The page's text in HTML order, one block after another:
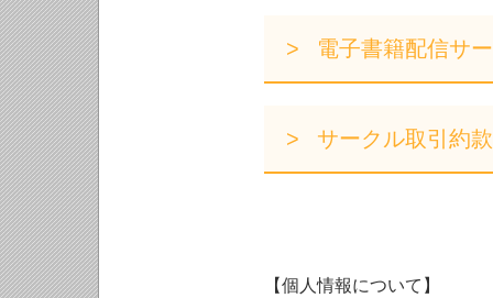
電子書籍配信サ
サークル取引約款
【個人情報について】